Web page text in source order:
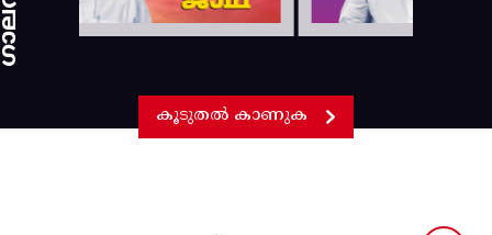
കൂടുതൽ കാണുക